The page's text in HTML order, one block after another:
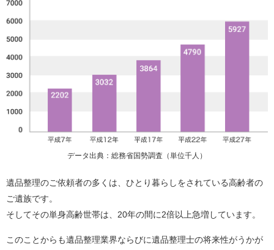
データ出典：総務省国勢調査（単位千人）
遺品整理のご依頼者の多くは、ひとり暮らしをされている高齢者の
ご遺族です。
そしてその単身高齢世帯は、20年の間に2倍以上急増しています。
このことからも遺品整理業界ならびに遺品整理士の将来性がうかが